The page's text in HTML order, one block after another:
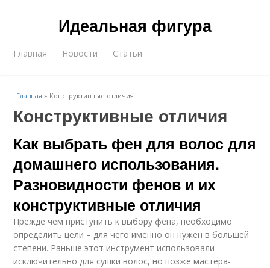
Идеальная фигура
Главная Новости Статьи
Главная » Конструктивные отличия
Конструктивные отличия
Как выбрать фен для волос для
домашнего использования.
Разновидности фенов и их
конструктивные отличия
Прежде чем приступить к выбору фена, необходимо
определить цели – для чего именно он нужен в большей
степени. Раньше этот инструмент использовали
исключительно для сушки волос, но позже мастера-